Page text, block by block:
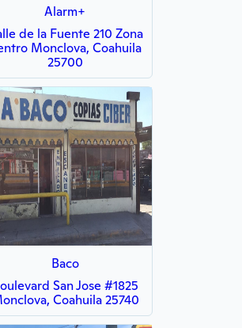
Alarm+
de la Fuente 210 Zona
Monclova, Coahuila
25700
Baco
San Jose #1825
Coahuila 25740